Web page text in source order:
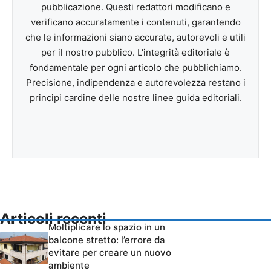
pubblicazione. Questi redattori modificano e
verificano accuratamente i contenuti, garantendo
che le informazioni siano accurate, autorevoli e utili
per il nostro pubblico. L'integrità editoriale è
fondamentale per ogni articolo che pubblichiamo.
Precisione, indipendenza e autorevolezza restano i
principi cardine delle nostre linee guida editoriali.
Articoli recenti
Moltiplicare lo spazio in un
balcone stretto: l’errore da
evitare per creare un nuovo
ambiente